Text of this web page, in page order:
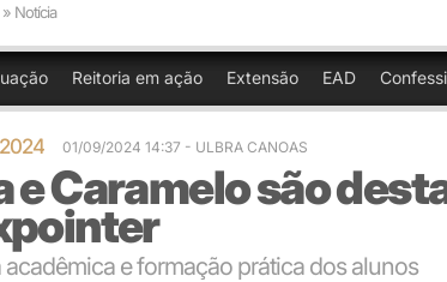
» Notícia
Reitoria em ação Extensão EAD
01/09/2024 14:37 - ULBRA CANOAS
e Caramelo são
acadêmica e formação prática dos alunos